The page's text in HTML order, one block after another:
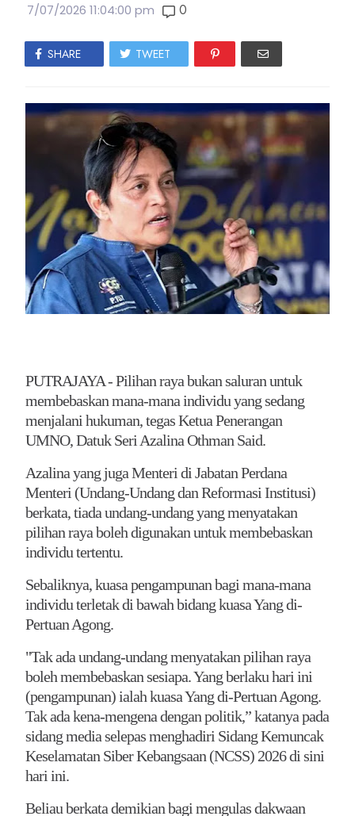
7/07/2026 11:04:00 pm 0
SHARE TWEET
PUTRAJAYA - Pilihan raya bukan saluran untuk
membebaskan mana-mana individu yang sedang
menjalani hukuman, tegas Ketua Penerangan
UMNO, Datuk Seri Azalina Othman Said.
Azalina yang juga Menteri di Jabatan Perdana
Menteri (Undang-Undang dan Reformasi Institusi)
berkata, tiada undang-undang yang menyatakan
pilihan raya boleh digunakan untuk membebaskan
individu tertentu.
Sebaliknya, kuasa pengampunan bagi mana-mana
individu terletak di bawah bidang kuasa Yang di-
Pertuan Agong.
"Tak ada undang-undang menyatakan pilihan raya
boleh membebaskan sesiapa. Yang berlaku hari ini
(pengampunan) ialah kuasa Yang di-Pertuan Agong.
Tak ada kena-mengena dengan politik,” katanya pada
sidang media selepas menghadiri Sidang Kemuncak
Keselamatan Siber Kebangsaan (NCSS) 2026 di sini
hari ini.
Beliau berkata demikian bagi mengulas dakwaan